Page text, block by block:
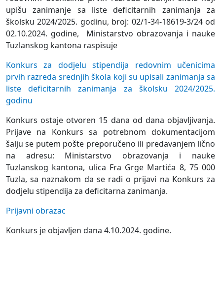
upišu zanimanje sa liste deficitarnih zanimanja za
školsku 2024/2025. godinu, broj: 02/1-34-18619-3/24 od
02.10.2024. godine, Ministarstvo obrazovanja i nauke
Tuzlanskog kantona raspisuje
Konkurs za dodjelu stipendija redovnim učenicima
prvih razreda srednjih škola koji su upisali zanimanja sa
liste deficitarnih zanimanja za školsku 2024/2025.
godinu
Konkurs ostaje otvoren 15 dana od dana objavljivanja.
Prijave na Konkurs sa potrebnom dokumentacijom
šalju se putem pošte preporučeno ili predavanjem lično
na adresu: Ministarstvo obrazovanja i nauke
Tuzlanskog kantona, ulica Fra Grge Martića 8, 75 000
Tuzla, sa naznakom da se radi o prijavi na Konkurs za
dodjelu stipendija za deficitarna zanimanja.
Prijavni obrazac
Konkurs je objavljen dana 4.10.2024. godine.